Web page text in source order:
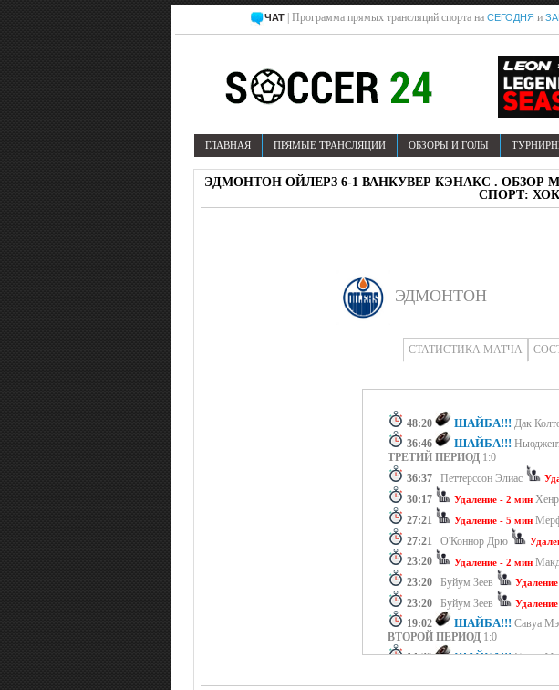
ЧАТ| Программа прямых трансляций спорта на СЕГОДНЯ и
ГЛАВНАЯ ПРЯМЫЕ ТРАНСЛЯЦИИ ОБЗОРЫ И ГОЛЫ
ЭДМОНТОН ОЙЛЕРЗ 6-1 ВАНКУВЕР КЭНАКС . ОБЗОР
СПОРТ:
ЭДМОНТОН
СТАТИСТИКА МАТЧА
48:20 ШАЙБА!!! Дак
36:46
ШАЙБА!!!
ТРЕТИЙ ПЕРИОД 1:0
36:37 Петтерссон Элиас
30:17 Удаление - 2 мин
27:21
Удаление - 5 мин
27:21
О'Коннор Дрю
23:20 Удаление - 2 мин
23:20 Буйум Зеев
23:20 Буйум Зеев
19:02 ШАЙБА!!! Савуа
ВТОРОЙ ПЕРИОД 1:0
14:35
ШАЙБА!!!Савуа